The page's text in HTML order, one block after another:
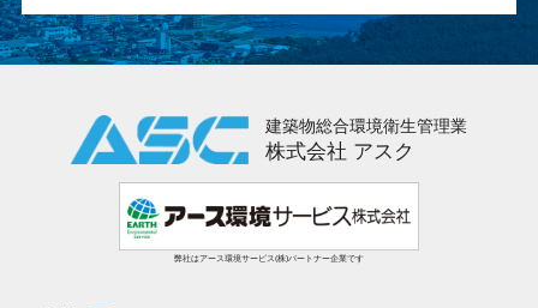
建築物総合環境衛生管理業
株式会社 アスク
弊社はアース環境サービス(株)パートナー企業です